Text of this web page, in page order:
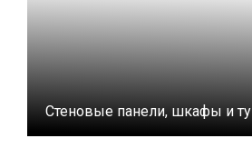
Стеновые панели, шкафы и